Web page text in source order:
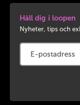
Håll dig i loopen
Nyheter, tips och